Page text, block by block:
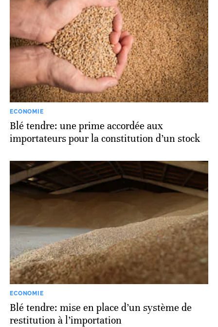
ECONOMIE
Blé tendre: une prime accordée aux
importateurs pour la constitution d’un stock
ECONOMIE
Blé tendre: mise en place d’un système de
restitution à l’importation